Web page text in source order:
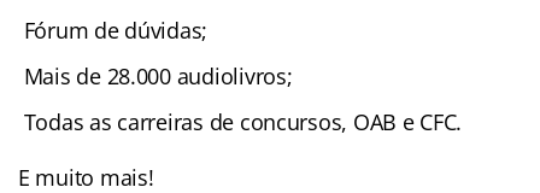
Fórum de dúvidas;
Mais de 28.000 audiolivros;
Todas as carreiras de concursos, OAB e CFC.
E muito mais!